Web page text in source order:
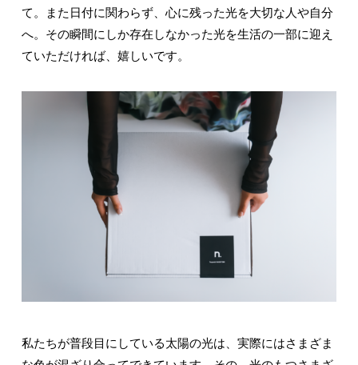
て。また日付に関わらず、心に残った光を大切な人や自分
へ。その瞬間にしか存在しなかった光を生活の一部に迎え
ていただければ、嬉しいです。
私たちが普段目にしている太陽の光は、実際にはさまざま